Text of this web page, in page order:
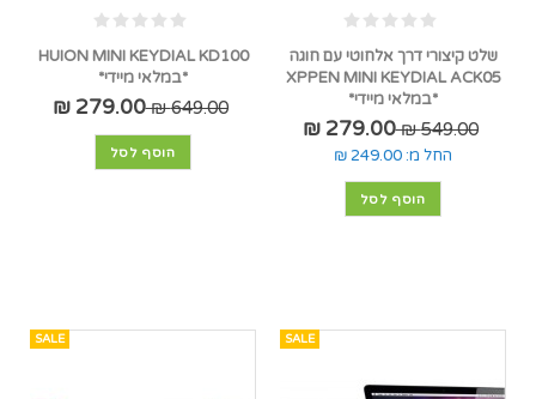
שלט קיצורי דרך אלחוטי עם חוגה
XPPEN MINI KEYDIAL ACK05
*במלאי מיידי*
549.00 ₪
279.00 ₪
החל מ: 249.00 ₪
הוסף לסל
HUION MINI KEYDIAL KD100
*במלאי מיידי*
649.00 ₪
279.00 ₪
הוסף לסל
SALE
SALE